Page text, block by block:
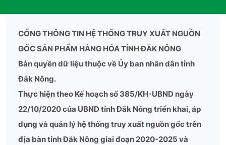
CỔNG THÔNG TIN HỆ THỐNG TRUY XUẤT NGUỒN
GỐC SẢN PHẨM HÀNG HÓA TỈNH ĐẮK NÔNG
Bản quyền dữ liệu thuộc về Ủy ban nhân dân tỉnh
Đắk Nông.
Thực hiện theo Kế hoạch số 385/KH-UBND ngày
22/10/2020 của UBND tỉnh Đắk Nông triển khai, áp
dụng và quản lý hệ thống truy xuất nguồn gốc trên
địa bàn tỉnh Đắk Nông giai đoạn 2020-2025 và